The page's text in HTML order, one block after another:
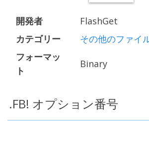
開発者
FlashGet
カテゴリー
その他のファイ
フォーマッ
ト
Binary
.FB! オプション番号